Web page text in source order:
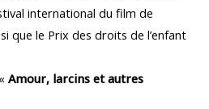
international du film de
que le Prix des droits de l’enfant
Amour, larcins et autres